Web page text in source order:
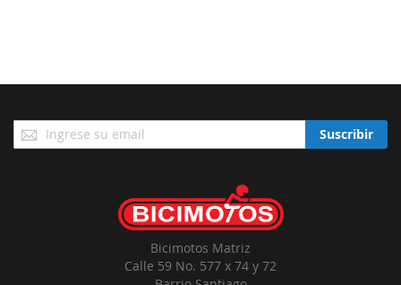
Suscríbase
a
Suscribir
Bicimotos Matriz
Calle 59 No. 577 x 74 y 72